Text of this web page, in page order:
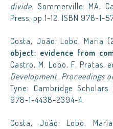
divide. Sommerville: MA,
Press, pp.1-12. ISBN 978-1-
Costa, João; Lobo, Maria
object: evidence from
Castro, M. Lobo, F. Pratas,
Development. Proceedings
Tyne: Cambridge
978-1-4438-2394-4.
Costa, João; Lobo,